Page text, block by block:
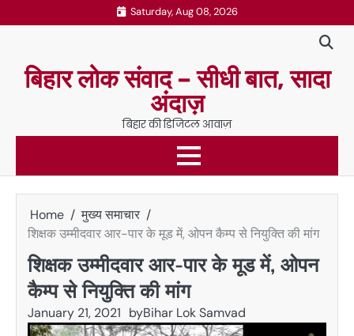
to
Saturday, Aug 08, 2026
बिहार लोक संवाद – सीधी बात, सादा
अंदाज़
बिहार की डिजिटल आवाज़
Home
मुख्य समाचार
शिक्षक उम्मीदवार आर-पार के मूड में, ओपन कैम्प से नियुक्ति की मांग
शिक्षक उम्मीदवार आर-पार के मूड में, ओपन
कैम्प से नियुक्ति की मांग
January 21, 2021 byBihar Lok Samvad